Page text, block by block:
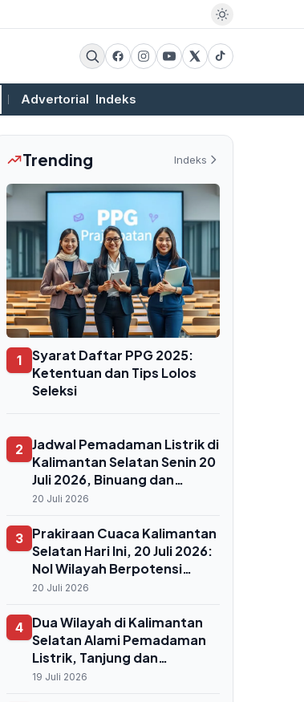
Advertorial Indeks
KPK Terbitkan Enam SP3 hingga
Awal 2026, Dua Kasus Menang
Praperadilan dan Empat
Tersangka Meninggal
04 Agustus 2026
Trending Indeks
1
Syarat Daftar PPG 2025:
Ketentuan dan Tips Lolos
Seleksi
2
Jadwal Pemadaman Listrik di
Kalimantan Selatan Senin 20
Juli 2026, Binuang dan
Rantau Tapin Mati Lampu
20 Juli 2026
3 Prakiraan Cuaca Kalimantan
Selatan Hari Ini, 20 Juli 2026:
Nol Wilayah Berpotensi
Hujan, Suhu Menyengat
dan Tabalong
20 Juli 2026
4 Dua Wilayah di Kalimantan
Selatan Alami Pemadaman
Listrik, Tanjung dan
Kandangan Mati Lampu
19 Juli 2026